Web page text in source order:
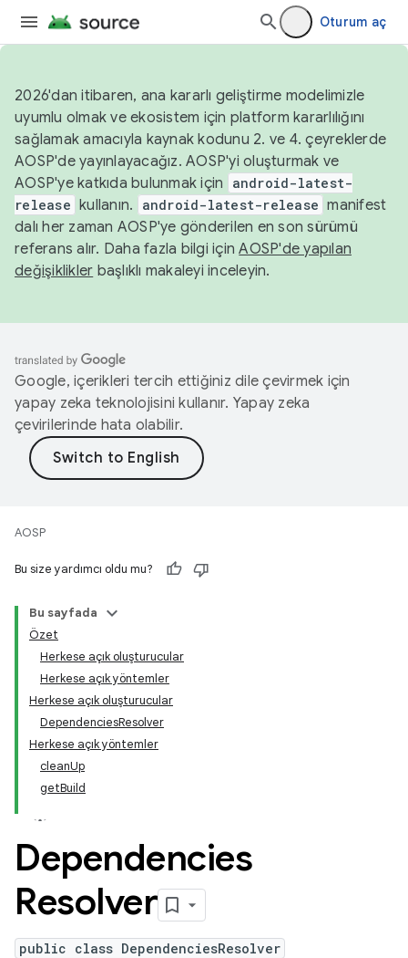
Oturum aç
2026'dan itibaren, ana kararlı geliştirme modelimizle
uyumlu olmak ve ekosistem için platform kararlılığını
sağlamak amacıyla kaynak kodunu 2. ve 4. çeyreklerde
AOSP'de yayınlayacağız. AOSP'yi oluşturmak ve
AOSP'ye katkıda bulunmak için
android-latest-
release kullanın. android-latest-release manifest
dalı her zaman AOSP'ye gönderilen en son sürümü
referans alır. Daha fazla bilgi içinAOSP'de yapılan
değişiklikler başlıklı makaleyi inceleyin.
Google, içerikleri tercih ettiğiniz dile çevirmek için
yapay zeka teknolojisini kullanır. Yapay zeka
çevirilerinde hata olabilir.
AOSP
Bu size yardımcı oldu mu?
Bu sayfada
Özet
Herkese açık oluşturucular
Herkese açık yöntemler
Herkese açık oluşturucular
DependenciesResolver
Herkese açık yöntemler
cleanUp
getBuild
Dependencies
Resolver
public class DependenciesResolver